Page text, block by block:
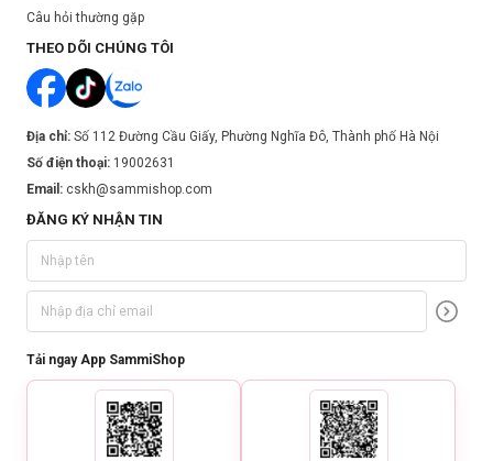
Câu hỏi thường gặp
THEO DÕI CHÚNG TÔI
Địa chỉ: Số 112 Đường Cầu Giấy, Phường Nghĩa Đô, Thành phố Hà Nội
Số điện thoại: 19002631
Email: cskh@sammishop.com
ĐĂNG KÝ NHẬN TIN
Tải ngay App SammiShop